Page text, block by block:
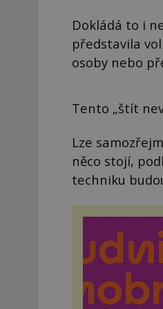
Dokládá to i
představila
osoby nebo
Tento „štít
Lze
něco stojí,
techniku